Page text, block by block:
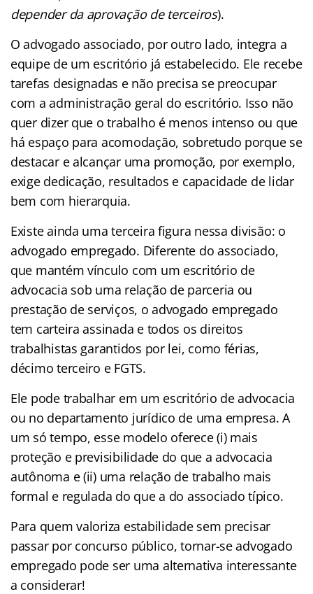
depender da aprovação de terceiros).
O advogado associado, por outro lado, integra a
equipe de um escritório já estabelecido. Ele recebe
tarefas designadas e não precisa se preocupar
com a administração geral do escritório. Isso não
quer dizer que o trabalho é menos intenso ou que
há espaço para acomodação, sobretudo porque se
destacar e alcançar uma promoção, por exemplo,
exige dedicação, resultados e capacidade de lidar
bem com hierarquia.
Existe ainda uma terceira figura nessa divisão: o
advogado empregado. Diferente do associado,
que mantém vínculo com um escritório de
advocacia sob uma relação de parceria ou
prestação de serviços, o advogado empregado
tem carteira assinada e todos os direitos
trabalhistas garantidos por lei, como férias,
décimo terceiro e FGTS.
Ele pode trabalhar em um escritório de advocacia
ou no departamento jurídico de uma empresa. A
um só tempo, esse modelo oferece (i) mais
proteção e previsibilidade do que a advocacia
autônoma e (ii) uma relação de trabalho mais
formal e regulada do que a do associado típico.
Para quem valoriza estabilidade sem precisar
passar por concurso público, tornar-se advogado
empregado pode ser uma alternativa interessante
a considerar!